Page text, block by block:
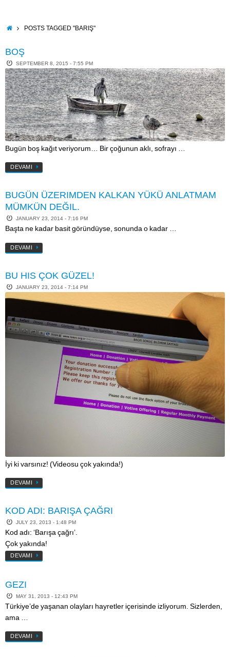
contentHOMEPOSTS TAGGED "BARIŞ"
BOŞ
SEPTEMBER 8, 2015 - 7:55 PM
Bugün boş kağıt veriyorum… Bir çoğunun aklı, sofrayı …
DEVAMI
BUGÜN ÜZERIMDEN KALKAN YÜKÜ ANLATMAM
MÜMKÜN DEĞIL.
JANUARY 23, 2014 - 7:16 PM
Başta ne kadar basit göründüyse, sonunda o kadar …
DEVAMI
BU HIS ÇOK GÜZEL!
JANUARY 23, 2014 - 7:14 PM
İyi ki varsınız! (Videosu çok yakında!)
DEVAMI
KOD ADI: BARIŞA ÇAĞRI
JULY 23, 2013 - 1:48 PM
Kod adı: ‘Barışa çağrı’.
Çok yakında!
DEVAMI
GEZI
MAY 31, 2013 - 12:43 PM
Türkiye’de yaşanan olayları hayretler içerisinde izliyorum. Sizlerden,
ama …
DEVAMI